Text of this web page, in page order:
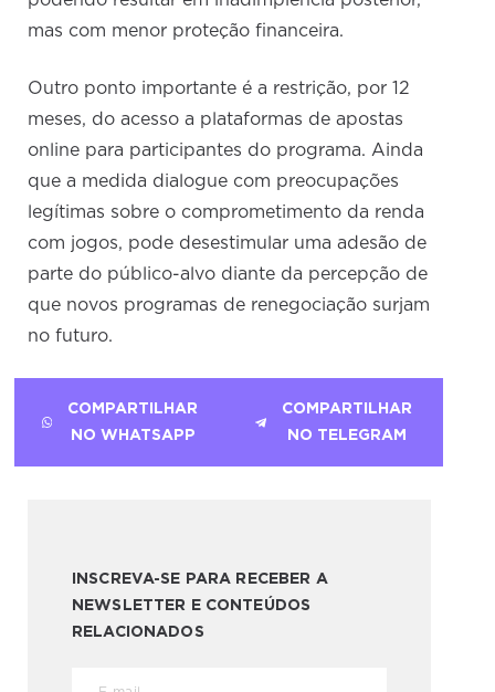
mas com menor proteção financeira.
Outro ponto importante é a restrição, por 12
meses, do acesso a plataformas de apostas
online para participantes do programa. Ainda
que a medida dialogue com preocupações
legítimas sobre o comprometimento da renda
com jogos, pode desestimular uma adesão de
parte do público-alvo diante da percepção de
que novos programas de renegociação surjam
no futuro.
COMPARTILHAR
NO WHATSAPP
COMPARTILHAR
NO TELEGRAM
INSCREVA-SE PARA RECEBER A
NEWSLETTER E CONTEÚDOS
RELACIONADOS